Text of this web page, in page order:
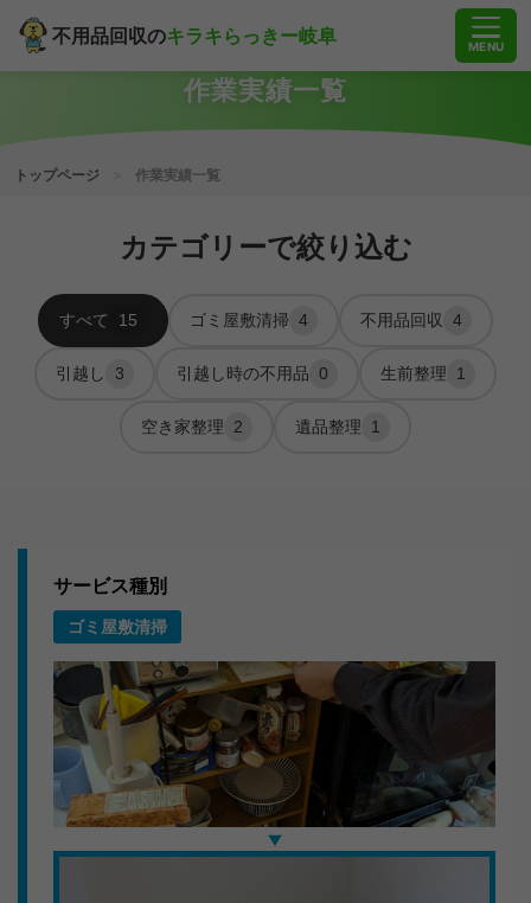
不用品回収のキラキらっきー岐阜 MENU
作業実績一覧
トップページ 作業実績一覧
カテゴリーで絞り込む
すべて 15 ゴミ屋敷清掃 4 不用品回収 4
引越し 3 引越し時の不用品 0 生前整理 1
空き家整理 2 遺品整理 1
サービス種別
ゴミ屋敷清掃